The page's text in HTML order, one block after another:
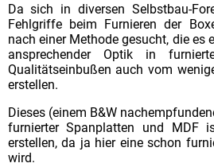
Helferlein
der Holzadler
meine Stadt
und ihr 8-Tage Wetter
Da sich in diversen Selbstbau-
Fehlgriffe beim Furnieren der
nach einer Methode gesucht, die es
ansprechender Optik in
Qualitätseinbußen auch vom
erstellen.
Dieses (einem B&W
furnierter Spanplatten und MDF
erstellen, da ja hier eine schon
wird.